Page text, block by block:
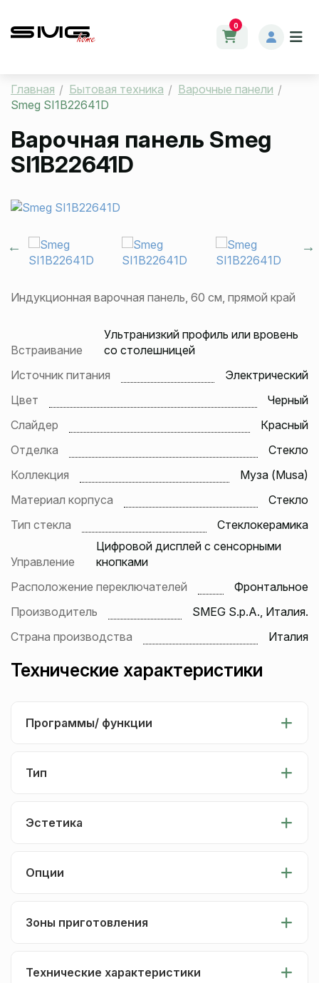
0
Главная Бытовая техника
Варочные панели
Smeg SI1B22641D
Варочная панель Smeg
SI1B22641D
Индукционная варочная панель, 60 см, прямой край
Встраивание
Ультранизкий профиль или вровень
со столешницей
Источник питания
Электрический
Цвет
Черный
Слайдер
Красный
Отделка
Стекло
Коллекция
Муза (Musa)
Материал корпуса
Стекло
Тип стекла
Стеклокерамика
Управление
Цифровой дисплей с сенсорными
кнопками
Расположение переключателей
Фронтальное
Производитель
SMEG S.p.A., Италия.
Страна производства
Италия
Технические характеристики
Программы/ функции
Тип
Эстетика
Опции
Зоны приготовления
Технические характеристики